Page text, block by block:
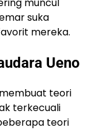
muncul
suka
mereka.
Ueno
teori
terkecuali
teori